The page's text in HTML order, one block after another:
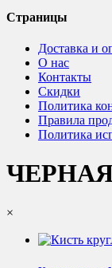
Страницы
Доставка и
О нас
Контакты
Скидки
Политика
Правила
Политика
×